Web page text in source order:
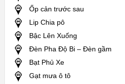
Ốp cản trước sau
Lip Chia pô
Bậc Lên Xuống
Đèn Pha Độ Bi – Đèn gầm
Bạt Phủ Xe
Gạt mưa ô tô